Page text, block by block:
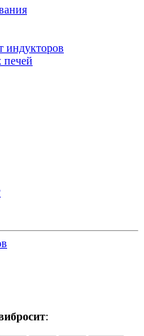
индукторов
: